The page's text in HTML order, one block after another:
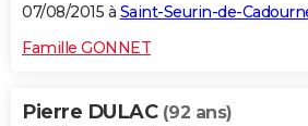
07/08/2015 à Saint-Seurin-de-
Famille GONNET
Pierre DULAC (92 ans)